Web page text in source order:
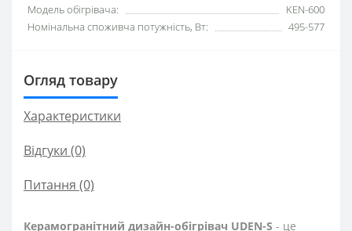
Модель обігрівача:
KEN-600
Номінальна споживча потужність, Вт:
495-577
Огляд товару
Характеристики
Відгуки (0)
Питання (0)
Керамогранітний дизайн-обігрівач UDEN-S - це